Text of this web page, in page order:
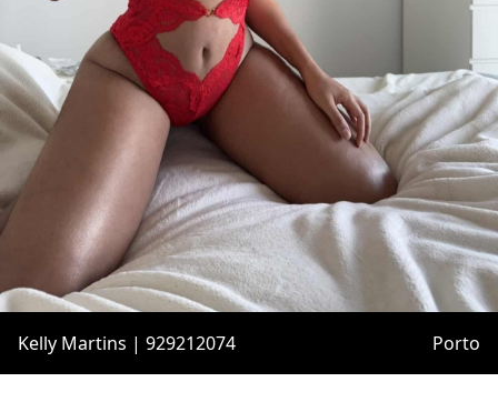
Kelly Martins | 929212074 Porto